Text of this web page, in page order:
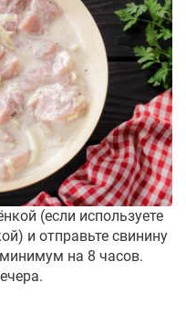
(если используете
и отправьте свинину
на 8 часов.